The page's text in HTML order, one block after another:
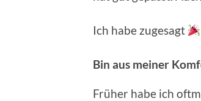
Ich habe zugesagt
Bin aus meiner
Früher habe ich